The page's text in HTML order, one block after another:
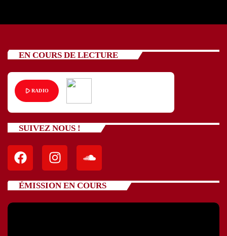
EN COURS DE LECTURE
play_arrowRADIO
SUIVEZ NOUS !
ÉMISSION EN COURS